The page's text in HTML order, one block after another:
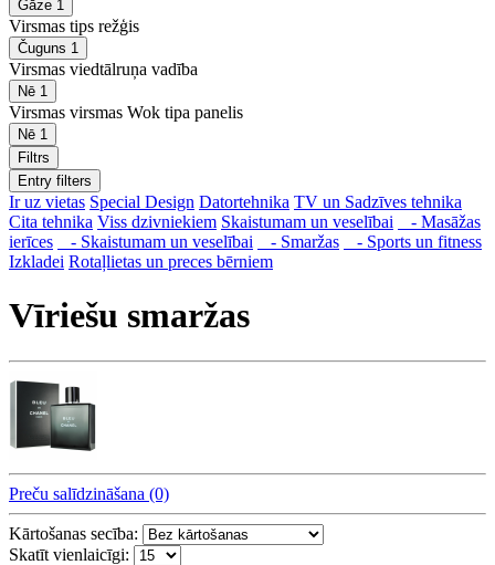
Gāze 1
Virsmas tips režģis
Čuguns 1
Virsmas viedtālruņa vadība
Nē 1
Virsmas virsmas Wok tipa panelis
Nē 1
Filtrs
Entry filters
Ir uz vietas Special Design Datortehnika TV un Sadzīves tehnika
Cita tehnika Viss dzivniekiem Skaistumam un veselībai
- Masāžas
ierīces
- Skaistumam un veselībai - Smaržas
- Sports un fitness
Izkladei Rotaļlietas un preces bērniem
Vīriešu smaržas
Preču salīdzināšana (0)
Kārtošanas secība:
Skatīt vienlaicīgi: